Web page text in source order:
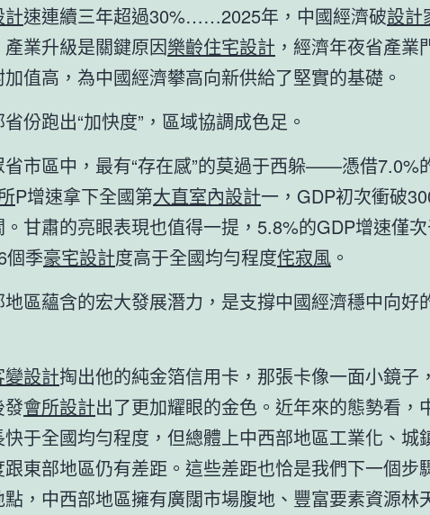
計速連續三年超過30%……2025年，中國經濟破設計
產業升級是關鍵原因樂齡住宅設計 ，經濟年夜省產業
值高，為中國經濟攀高向新供給了堅實的基礎。
份跑出“加快度”，區域協調成色足。
省市區中，最有“存在感”的莫過于西躲——憑借7.0%
P增速拿下全國第大直室內設計一，GDP初次衝破
甘肅的亮眼表現也值得一提，5.8%的GDP增速僅次
個季豪宅設計度高于全國均勻程度侘寂風 。
地區蘊含的宏大發展潛力，是支撐中國經濟穩中向好
變設計掏出他的純金箔信用卡，那張卡像一面小鏡子
發會所設計出了更加耀眼的金色。近年來的態勢看，
快于全國均勻程度，但總體上中西部地區工業化、城
跟東部地區仍有差距。這些差距也恰是我們下一個步
點，中西部地區擁有廣闊市場腹地、豐富要素資源林